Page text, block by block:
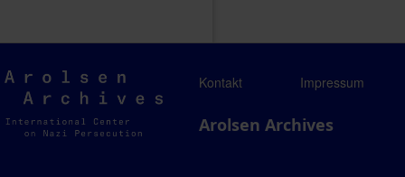
Arolsen
Archives
Kontakt Impressum
Arolsen Archives